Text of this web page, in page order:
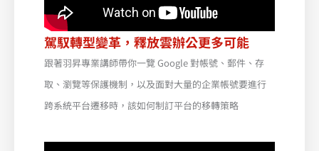
駕馭轉型變革，釋放雲辦公更多可能
跟著羽昇專業講師帶你一覽 Google 對帳號、郵件、存
取、瀏覽等保護機制，以及面對大量的企業帳號要進行
跨系統平台遷移時，該如何制訂平台的移轉策略